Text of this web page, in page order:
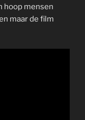
hoop mensen
maar de film